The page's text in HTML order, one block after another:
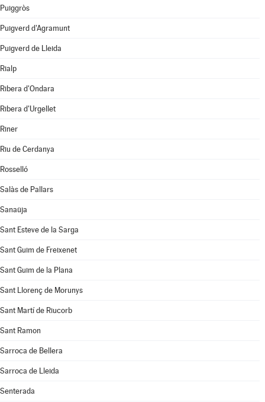
Puiggròs
Puigverd d'Agramunt
Puigverd de Lleida
Rialp
Ribera d'Ondara
Ribera d'Urgellet
Riner
Riu de Cerdanya
Rosselló
Salàs de Pallars
Sanaüja
Sant Esteve de la Sarga
Sant Guim de Freixenet
Sant Guim de la Plana
Sant Llorenç de Morunys
Sant Martí de Riucorb
Sant Ramon
Sarroca de Bellera
Sarroca de Lleida
Senterada